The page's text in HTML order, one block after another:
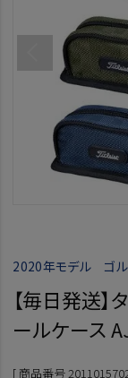
2020年モデル ゴ
【毎日発送】
ールケース
商品番号